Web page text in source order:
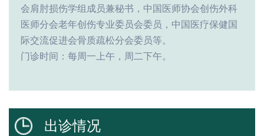
会肩肘损伤学组成员兼秘书，中国医师协会创伤外科
医师分会老年创伤专业委员会委员，中国医疗保健国
际交流促进会骨质疏松分会委员等。
门诊时间：每周一上午，周二下午。
出诊情况